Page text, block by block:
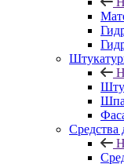
Средства